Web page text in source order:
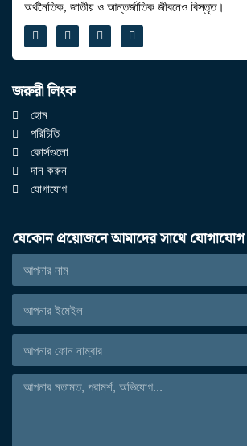
অর্থনৈতিক, জাতীয় ও আন্তর্জাতিক জীবনেও বিস্তৃত।
জরুরী লিংক
হোম
পরিচিতি
কোর্সগুলো
দান করুন
যোগাযোগ
যেকোন প্রয়োজনে আমাদের সাথে